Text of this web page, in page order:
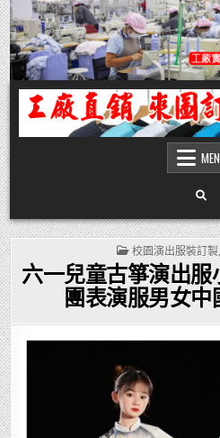
Skip
to
content
團體服
團體服製作,公司企業工作制服POLO衫T恤
港客製化衣服
POSTED
IN
校園演出服裝訂製,
六一兒童古箏演出
團表演服男女